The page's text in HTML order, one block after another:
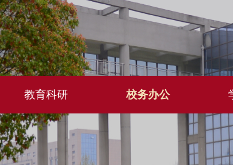
教育科研 校务办公